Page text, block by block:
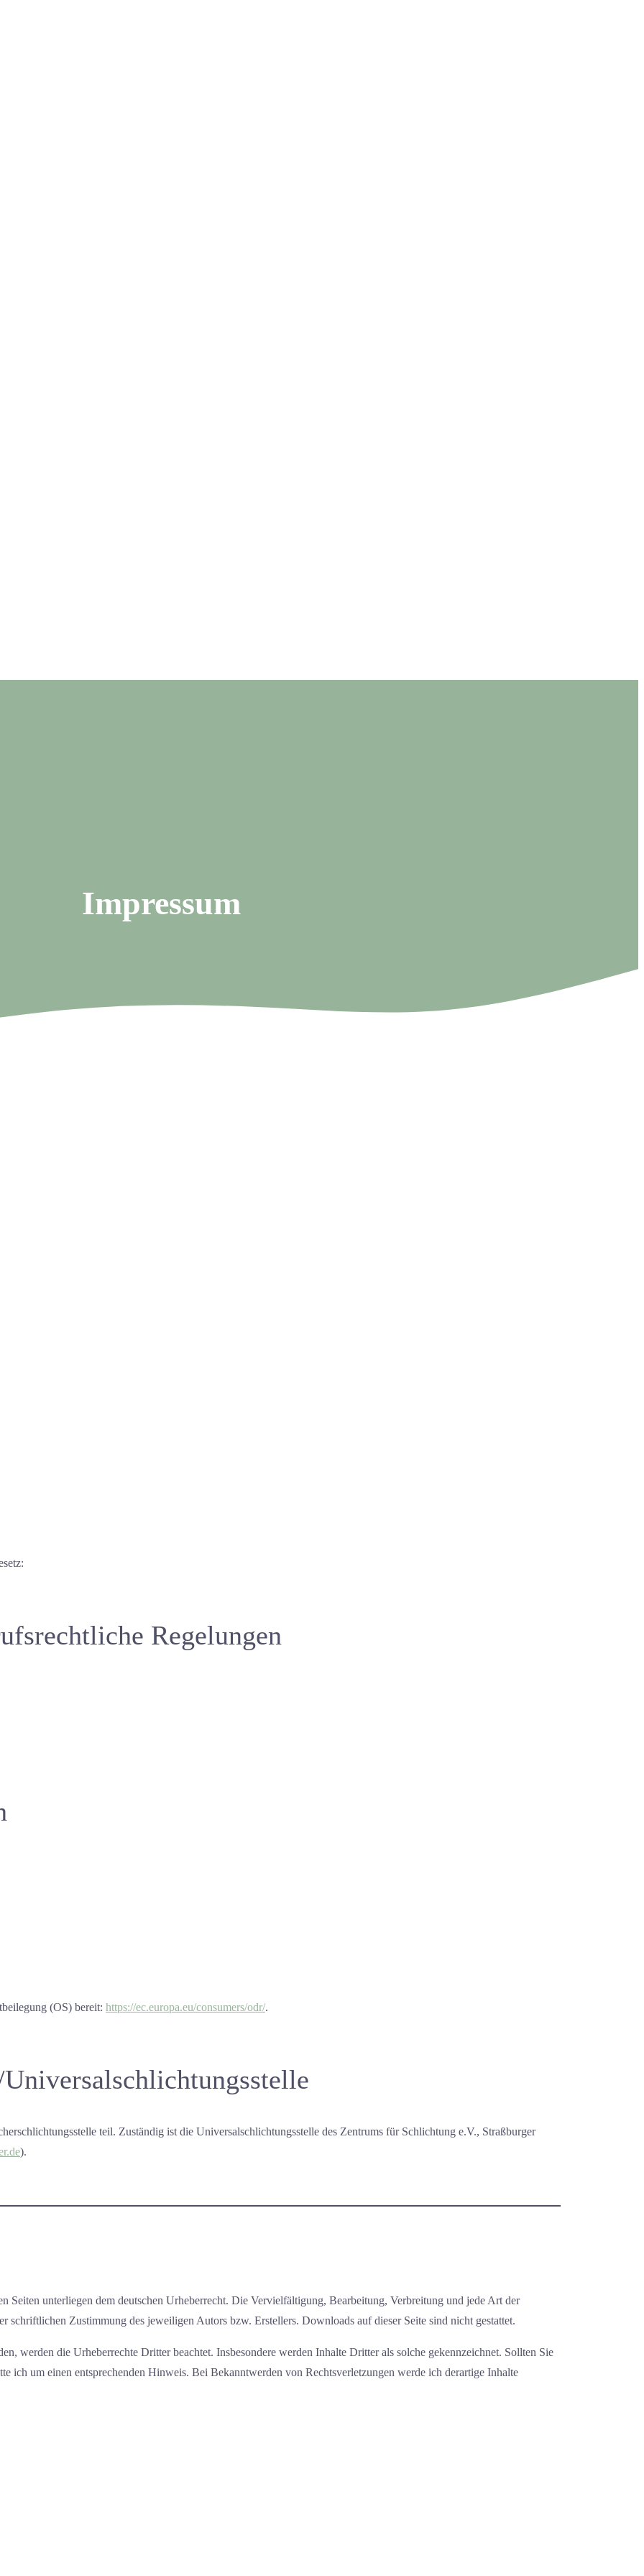
Impressum
Regelungen
(OS) bereit: https://ec.europa.eu/consumers/odr/.
teil. Zuständig ist die Universalschlichtungsstelle des Zentrums für Schlichtung e.V., Straßburger
).
Seiten unterliegen dem deutschen Urheberrecht. Die Vervielfältigung, Bearbeitung, Verbreitung und jede Art der
schriftlichen Zustimmung des jeweiligen Autors bzw. Erstellers. Downloads auf dieser Seite sind nicht gestattet.
werden die Urheberrechte Dritter beachtet. Insbesondere werden Inhalte Dritter als solche gekennzeichnet. Sollten Sie
ich um einen entsprechenden Hinweis. Bei Bekanntwerden von Rechtsverletzungen werde ich derartige Inhalte